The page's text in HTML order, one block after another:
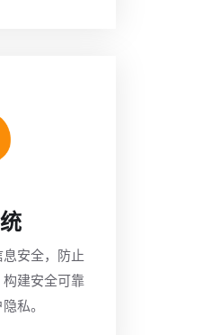
安全，防止
建安全可靠
私。